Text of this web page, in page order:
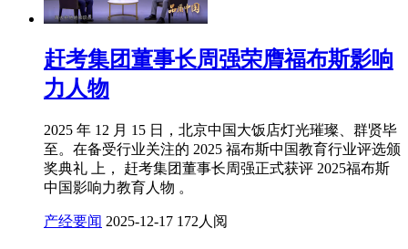
赶考集团董事长周强荣膺福布斯影响
力人物
2025 年 12 月 15 日，北京中国大饭店灯光璀璨、群贤毕
至。在备受行业关注的 2025 福布斯中国教育行业评选颁
奖典礼 上， 赶考集团董事长周强正式获评 2025福布斯
中国影响力教育人物 。
产经要闻 2025-12-17 172人阅